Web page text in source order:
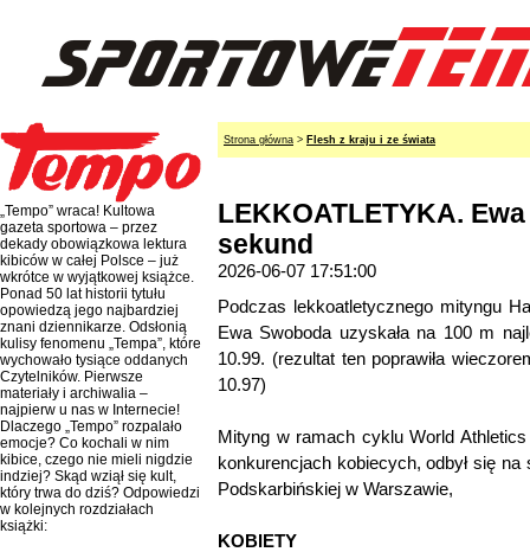
„Tempo” wraca! Kultowa
gazeta sportowa – przez
dekady obowiązkowa lektura
kibiców w całej Polsce – już
wkrótce w wyjątkowej książce.
Ponad 50 lat historii tytułu
opowiedzą jego najbardziej
znani dziennikarze. Odsłonią
kulisy fenomenu „Tempa”, które
wychowało tysiące oddanych
Czytelników. Pierwsze
materiały i archiwalia –
najpierw u nas w Internecie!
Dlaczego „Tempo” rozpalało
emocje? Co kochali w nim
kibice, czego nie mieli nigdzie
indziej? Skąd wziął się kult,
który trwa do dziś? Odpowiedzi
w kolejnych rozdziałach
książki:
Strona główna > Flesh z kraju i ze świata
LEKKOATLETYKA.
sekund
2026-06-07 17:51:00
Podczas lekkoatletycznego mityngu
Ewa Swoboda uzyskała na 100 m
10.99. (rezultat ten poprawiła
10.97)
Mityng w ramach cyklu World
konkurencjach kobiecych, odbył się
Podskarbińskiej w Warszawie,
KOBIETY